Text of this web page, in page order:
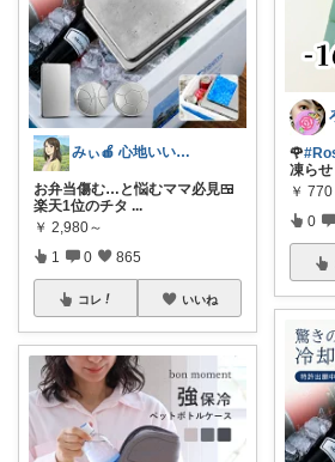
みぃ🍎 心地いい暮らし
お弁当傷む…と悩むママ必見🍱
楽天1位のチタ ...
￥ 2,980～
1 0 865
コレ いいね
🌹
凍らせ
￥ 770
0